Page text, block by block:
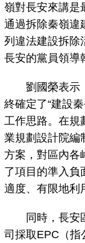
嶺對長安來講是
通過拆除秦嶺違
列違法建設拆除
長安的黨員領導
劉國榮表示，
終確定了“建設
工作思路。在規
業規劃設計院編
方案，對區內各
了項目的準入負
適度、有限地利
同時，長安區
司採取EPC（指